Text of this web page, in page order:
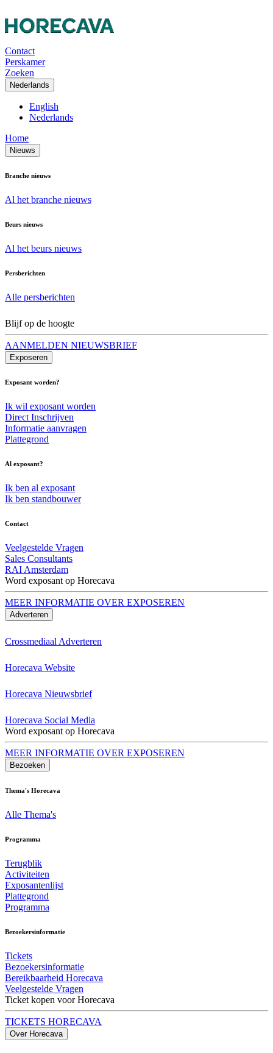
Contact
Perskamer
Zoeken
Nederlands
English
Nederlands
Home
Nieuws
Branche nieuws
Al het branche nieuws
Beurs nieuws
Al het beurs nieuws
Persberichten
Alle persberichten
Blijf op de hoogte
AANMELDEN NIEUWSBRIEF
Exposeren
Exposant worden?
Ik wil exposant worden
Direct Inschrijven
Informatie aanvragen
Plattegrond
Al exposant?
Ik ben al exposant
Ik ben standbouwer
Contact
Veelgestelde Vragen
Sales Consultants
RAI Amsterdam
Word exposant op Horecava
MEER INFORMATIE OVER EXPOSEREN
Adverteren
Crossmediaal Adverteren
Horecava Website
Horecava Nieuwsbrief
Horecava Social Media
Word exposant op Horecava
MEER INFORMATIE OVER EXPOSEREN
Bezoeken
Thema's Horecava
Alle Thema's
Programma
Terugblik
Activiteiten
Exposantenlijst
Plattegrond
Programma
Bezoekersinformatie
Tickets
Bezoekersinformatie
Bereikbaarheid Horecava
Veelgestelde Vragen
Ticket kopen voor Horecava
TICKETS HORECAVA
Over Horecava